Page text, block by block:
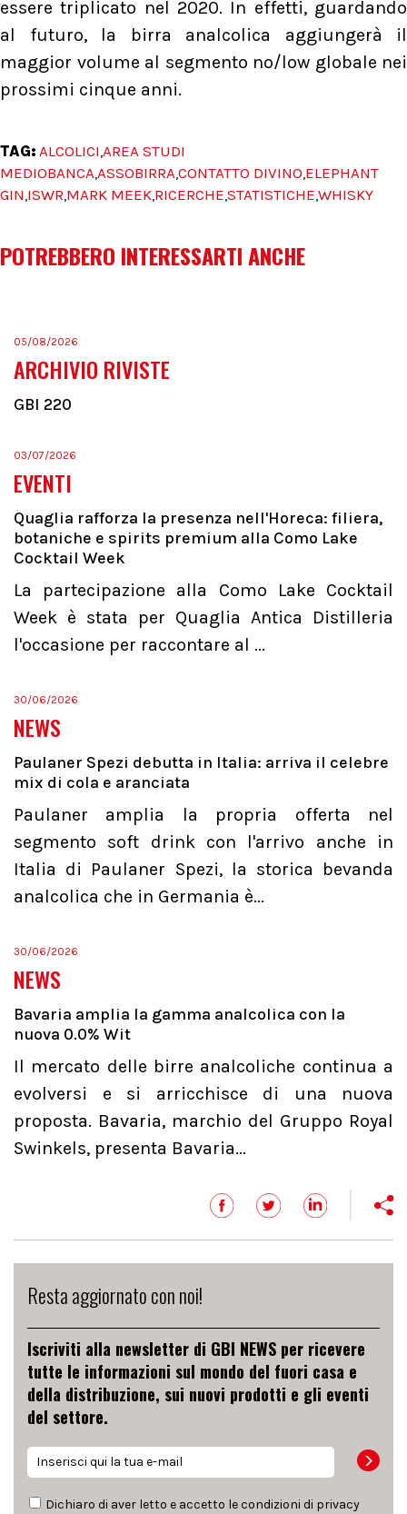
essere triplicato nel 2020. In effetti, guardando
al futuro, la birra analcolica aggiungerà il
maggior volume al segmento no/low globale nei
prossimi cinque anni.
TAG: ALCOLICI,AREA STUDI
MEDIOBANCA,ASSOBIRRA,CONTATTO DIVINO,ELEPHANT
GIN,ISWR,MARK MEEK,RICERCHE,STATISTICHE,WHISKY
POTREBBERO INTERESSARTI ANCHE
05/08/2026
ARCHIVIO RIVISTE
GBI 220
03/07/2026
EVENTI
Quaglia rafforza la presenza nell'Horeca: filiera,
botaniche e spirits premium alla Como Lake
Cocktail Week
La partecipazione alla Como Lake Cocktail
Week è stata per Quaglia Antica Distilleria
l'occasione per raccontare al ...
30/06/2026
NEWS
Paulaner Spezi debutta in Italia: arriva il celebre
mix di cola e aranciata
Paulaner amplia la propria offerta nel
segmento soft drink con l'arrivo anche in
Italia di Paulaner Spezi, la storica bevanda
analcolica che in Germania è...
30/06/2026
NEWS
Bavaria amplia la gamma analcolica con la
nuova 0.0% Wit
Il mercato delle birre analcoliche continua a
evolversi e si arricchisce di una nuova
proposta. Bavaria, marchio del Gruppo Royal
Swinkels, presenta Bavaria...
Resta aggiornato con noi!
Iscriviti alla newsletter di GBI NEWS per ricevere
tutte le informazioni sul mondo del fuori casa e
della distribuzione, sui nuovi prodotti e gli eventi
del settore.
Dichiaro di aver letto e accetto le condizioni di privacy